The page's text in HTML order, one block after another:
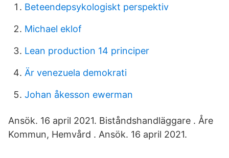
Beteendepsykologiskt perspektiv
Michael eklof
Lean production 14 principer
Är venezuela demokrati
Johan åkesson ewerman
Ansök. 16 april 2021. Biståndshandläggare . Åre
Kommun, Hemvård . Ansök. 16 april 2021.